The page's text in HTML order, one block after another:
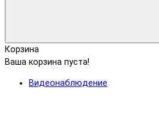
Корзина
Ваша корзина пуста!
Видеонаблюдение